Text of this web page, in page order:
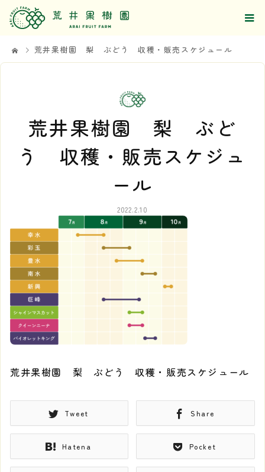
荒井果樹園 梨 ぶどう 収穫・販売スケジュール
荒井果樹園 梨 ぶど
う 収穫・販売スケジュ
ール
2022.2.10
荒井果樹園 梨 ぶどう 収穫・販売スケジュール
Tweet Share
Hatena Pocket